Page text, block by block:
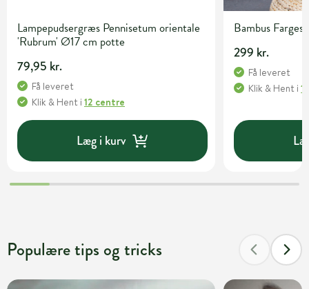
Lampepudsergræs Pennisetum orientale
'Rubrum' Ø17 cm potte
79,95 kr.
Få leveret
Klik & Hent i 12 centre
Læg i kurv
Bambus
299 kr.
Få leveret
Klik & Hent i
Populære tips og tricks